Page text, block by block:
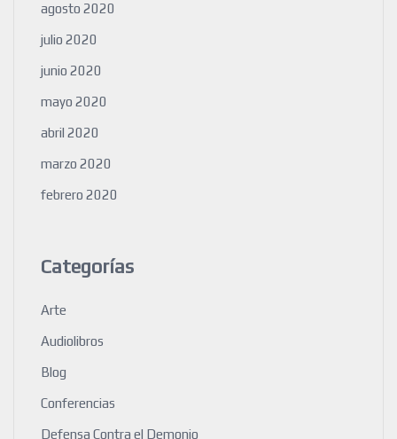
agosto 2020
julio 2020
junio 2020
mayo 2020
abril 2020
marzo 2020
febrero 2020
Categorías
Arte
Audiolibros
Blog
Conferencias
Defensa Contra el Demonio